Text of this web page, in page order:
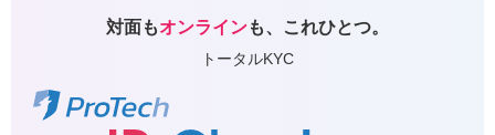
対面もオンラインも、これひとつ。
トータルKYC